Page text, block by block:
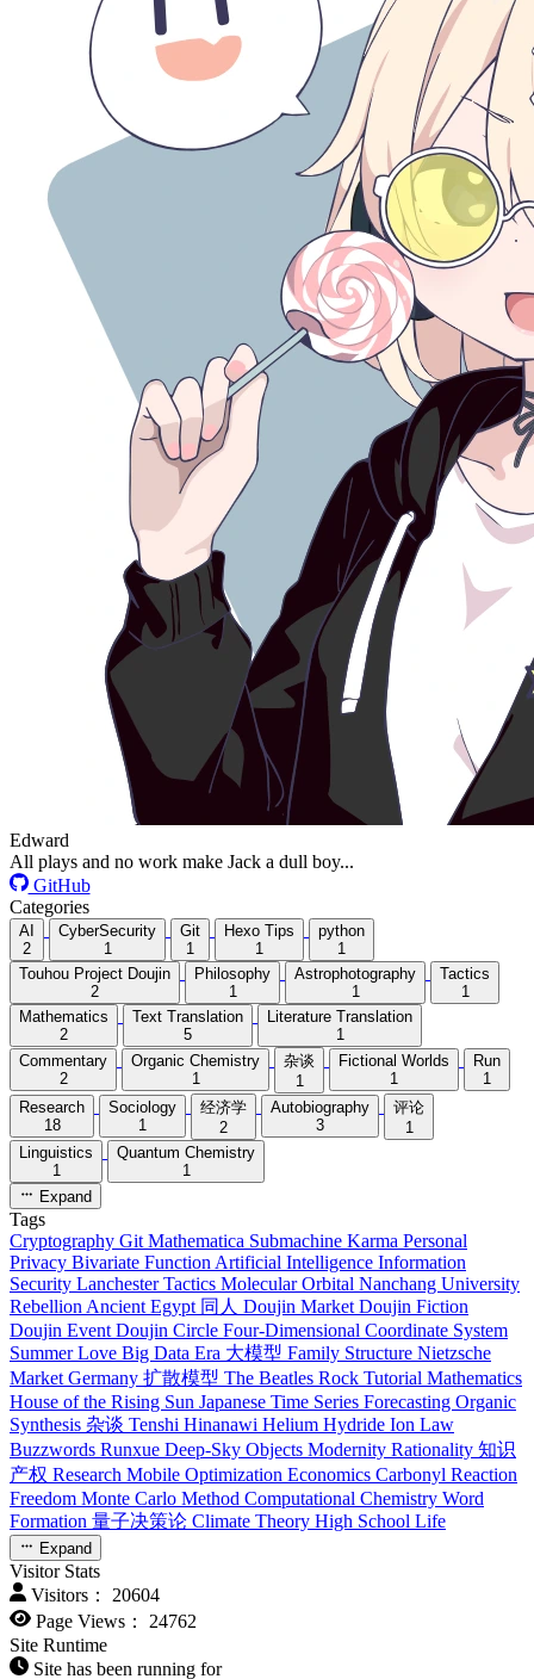
Edward
All plays and no work make Jack a dull boy...
GitHub
Categories
AI
2
CyberSecurity
1
Git
1
Hexo Tips
1
python
1
Touhou Project Doujin
2
Philosophy
1
Astrophotography
1
Tactics
1
Mathematics
2
Text Translation
5
Literature Translation
1
Commentary
2
Organic Chemistry
1
杂谈
1
Fictional Worlds
1
Run
1
Research
18
Sociology
1
经济学
2
Autobiography
3
评论
1
Linguistics
1
Quantum Chemistry
1
Expand
Tags
Cryptography Git Mathematica Submachine Karma Personal
Privacy Bivariate Function Artificial Intelligence Information
Security Lanchester Tactics Molecular Orbital Nanchang University
Rebellion Ancient Egypt 同人 Doujin Market Doujin Fiction
Doujin Event Doujin Circle Four-Dimensional Coordinate System
Summer Love Big Data Era 大模型 Family Structure Nietzsche
Market Germany 扩散模型 The Beatles Rock Tutorial Mathematics
House of the Rising Sun Japanese Time Series Forecasting Organic
Synthesis 杂谈 Tenshi Hinanawi Helium Hydride Ion Law
Buzzwords Runxue Deep-Sky Objects Modernity Rationality 知识
产权 Research Mobile Optimization Economics Carbonyl Reaction
Freedom Monte Carlo Method Computational Chemistry Word
Formation 量子决策论 Climate Theory High School Life
Expand
Visitor Stats
Visitors：
20604
Page Views：
24762
Site Runtime
Site has been running for